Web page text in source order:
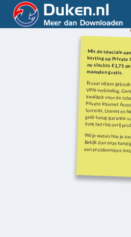
Mis de speciale
korting op Private
nu slechts €1,75 per
maanden gratis.
Ervaar ultiem
VPN-verbinding.
kwaliteit voor de
Private Internet
torrents, Usenet en
geld-terug-garantie
kunt het risicovrij
Wil je weten hoe je
Bekijk dan onze
een probleemloze